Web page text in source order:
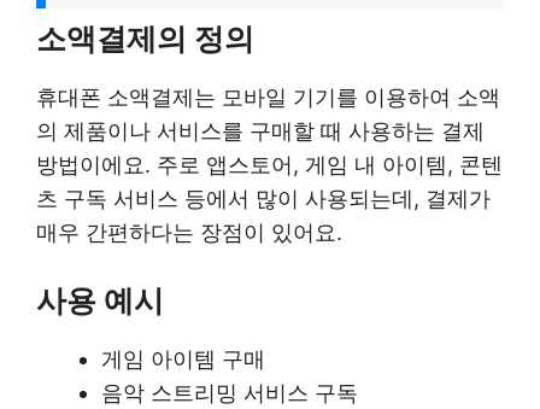
소액결제의 정의
휴대폰 소액결제는 모바일 기기를 이용하여 소액
의 제품이나 서비스를 구매할 때 사용하는 결제
방법이에요. 주로 앱스토어, 게임 내 아이템, 콘텐
츠 구독 서비스 등에서 많이 사용되는데, 결제가
매우 간편하다는 장점이 있어요.
사용 예시
게임 아이템 구매
음악 스트리밍 서비스 구독